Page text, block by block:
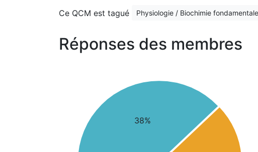
Ce QCM est tagué Physiologie / Biochimie
Réponses des membres
38%